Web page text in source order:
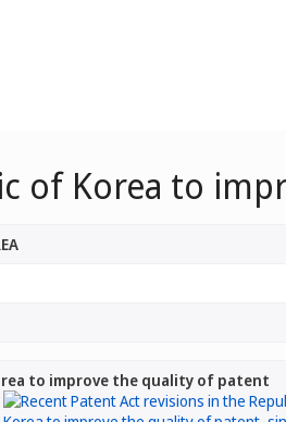
of Korea to
to improve the quality of patent